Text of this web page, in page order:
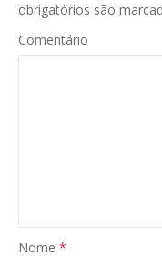
obrigatórios são
Comentário
Nome *